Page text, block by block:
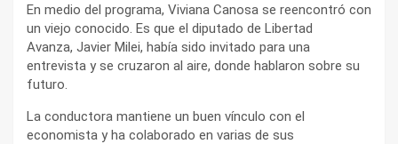
En medio del programa, Viviana Canosa se reencontró con
un viejo conocido. Es que el diputado de Libertad
Avanza, Javier Milei, había sido invitado para una
entrevista y se cruzaron al aire, donde hablaron sobre su
futuro.
La conductora mantiene un buen vínculo con el
economista y ha colaborado en varias de sus